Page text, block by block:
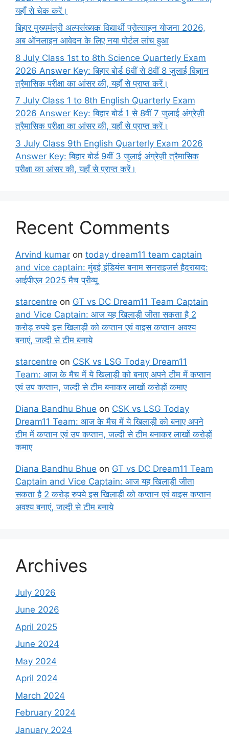
यहाँ से चेक करें।
बिहार मुख्यमंत्री अल्पसंख्यक विद्यार्थी प्रोत्साहन योजना 2026,
अब ऑनलाइन आवेदन के लिए नया पोर्टल लांच हुआ
8 July Class 1st to 8th Science Quarterly Exam
2026 Answer Key: बिहार बोर्ड 6वीं से 8वीं 8 जुलाई विज्ञान
त्रैमासिक परीक्षा का आंसर की, यहाँ से प्राप्त करें।
7 July Class 1 to 8th English Quarterly Exam
2026 Answer Key: बिहार बोर्ड 1 से 8वीं 7 जुलाई अंग्रेज़ी
त्रैमासिक परीक्षा का आंसर की, यहाँ से प्राप्त करें।
3 July Class 9th English Quarterly Exam 2026
Answer Key: बिहार बोर्ड 9वीं 3 जुलाई अंग्रेज़ी त्रैमासिक
परीक्षा का आंसर की, यहाँ से प्राप्त करें।
Recent Comments
Arvind kumar on today dream11 team captain
and vice captain: मुंबई इंडियंस बनाम सनराइजर्स हैदराबाद:
आईपीएल 2025 मैच प्रीव्यू
starcentre on GT vs DC Dream11 Team Captain
and Vice Captain: आज यह खिलाड़ी जीता सकता है 2
करोड़ रुपये इस खिलाड़ी को कप्तान एवं वाइस कप्तान अवश्य
बनाएं, जल्दी से टीम बनाये
starcentre on CSK vs LSG Today Dream11
Team: आज के मैच में ये खिलाड़ी को बनाए अपने टीम में कप्तान
एवं उप कप्तान, जल्दी से टीम बनाकर लाखों करोड़ों कमाए
Diana Bandhu Bhue on CSK vs LSG Today
Dream11 Team: आज के मैच में ये खिलाड़ी को बनाए अपने
टीम में कप्तान एवं उप कप्तान, जल्दी से टीम बनाकर लाखों करोड़ों
कमाए
Diana Bandhu Bhue on GT vs DC Dream11 Team
Captain and Vice Captain: आज यह खिलाड़ी जीता
सकता है 2 करोड़ रुपये इस खिलाड़ी को कप्तान एवं वाइस कप्तान
अवश्य बनाएं, जल्दी से टीम बनाये
Archives
July 2026
June 2026
April 2025
June 2024
May 2024
April 2024
March 2024
February 2024
January 2024